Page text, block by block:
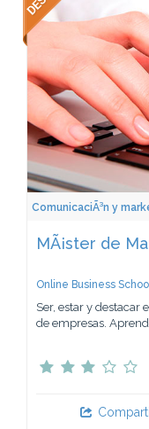
ComunicaciÃ³n y
MÃ¡ster de
Online Business
Ser, estar y destacar
de empresas.